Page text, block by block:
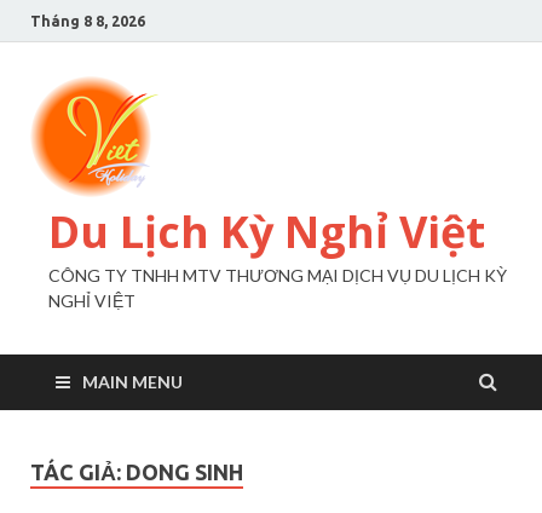
Tháng 8 8, 2026
Du Lịch Kỳ Nghỉ Việt
CÔNG TY TNHH MTV THƯƠNG MẠI DỊCH VỤ DU LỊCH KỲ
NGHỈ VIỆT
MAIN MENU
TÁC GIẢ: DONG SINH